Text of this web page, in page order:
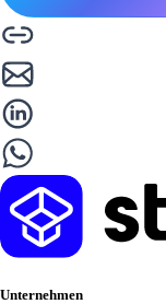
Unternehmen